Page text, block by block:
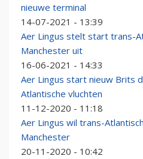
nieuwe terminal
14-07-2021 - 13:39
Aer Lingus stelt start trans-
Manchester uit
16-06-2021 - 14:33
Aer Lingus start nieuw Brits
Atlantische vluchten
11-12-2020 - 11:18
Aer Lingus wil trans-
Manchester
20-11-2020 - 10:42